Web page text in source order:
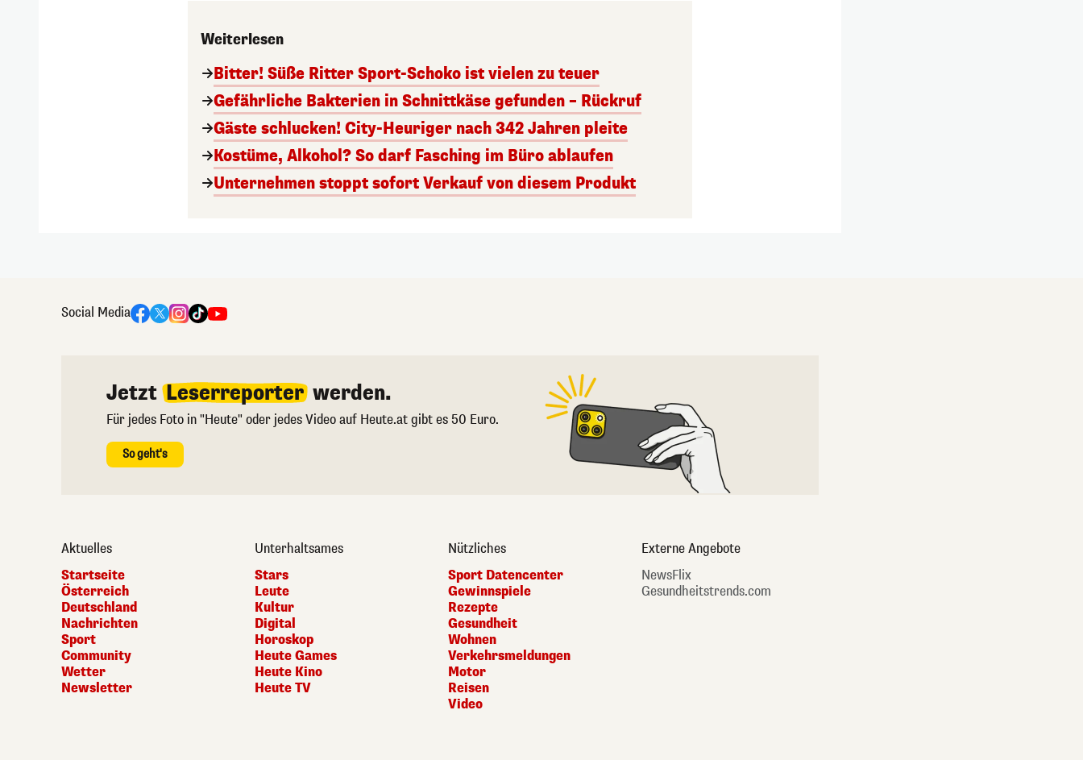
Weiterlesen
Bitter! Süße Ritter Sport-Schoko ist vielen zu teuer
Gefährliche Bakterien in Schnittkäse gefunden – Rückruf
Gäste schlucken! City-Heuriger nach 342 Jahren pleite
Kostüme, Alkohol? So darf Fasching im Büro ablaufen
Unternehmen stoppt sofort Verkauf von diesem Produkt
Social Media
Jetzt Leserreporter werden.
Für jedes Foto in "Heute" oder jedes Video auf Heute.at gibt es 50 Euro.
So geht's
Aktuelles
Startseite
Österreich
Deutschland
Nachrichten
Sport
Community
Wetter
Newsletter
Unterhaltsames
Stars
Leute
Kultur
Digital
Horoskop
Heute Games
Heute Kino
Heute TV
Nützliches
Sport Datencenter
Gewinnspiele
Rezepte
Gesundheit
Wohnen
Verkehrsmeldungen
Motor
Reisen
Video
Externe Angebote
NewsFlix
Gesundheitstrends.com